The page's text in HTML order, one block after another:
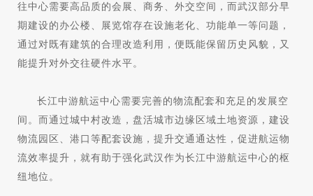
往中心需要高品质的会展、商务、外交空间，而武汉部分早
期建设的办公楼、展览馆存在设施老化、功能单一等问题，
通过对既有建筑的合理改造利用，便既能保留历史风貌，又
能提升对外交往硬件水平。
长江中游航运中心需要完善的物流配套和充足的发展空
间。而通过城中村改造，盘活城市边缘区域土地资源，建设
物流园区、港口等配套设施，提升交通通达性，促进航运物
流效率提升，就有助于强化武汉作为长江中游航运中心的枢
纽地位。